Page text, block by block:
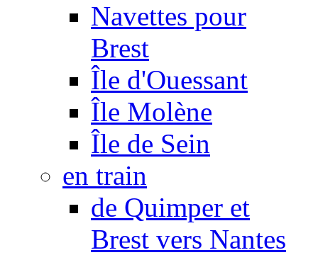
Navettes pour
Brest
Île d'Ouessant
Île Molène
Île de Sein
en train
de Quimper et
Brest vers Nantes